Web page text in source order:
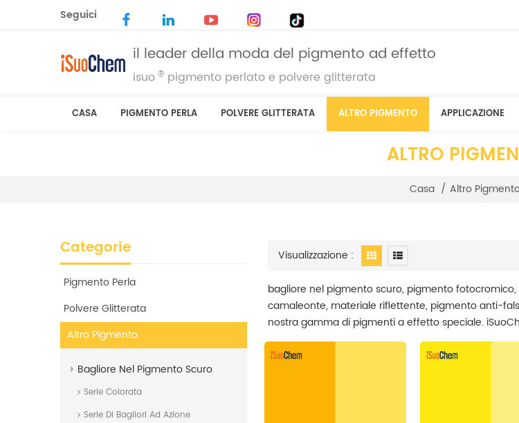
Seguici
il leader della moda del pigmento ad effetto
isuo ® pigmento perlato e polvere glitterata
CASA PIGMENTO PERLA POLVERE GLITTERATA ALTRO PIGMENTO APPLICAZIONE
ALTRO
Casa / Altro
Categorie
Pigmento Perla
Polvere Glitterata
Altro Pigmento
Bagliore Nel Pigmento Scuro
Serie Colorata
Serie Di Bagliori Ad Azione
Visualizzazione :
bagliore nel pigmento scuro, pigmento
camaleonte, materiale riflettente, pigmento anti-
nostra gamma di pigmenti a effetto speciale.
ottenere rifornimento diretto della fabbrica qui!